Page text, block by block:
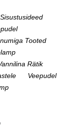
Sisustusideed
Tooted
Rätik
Veepudel